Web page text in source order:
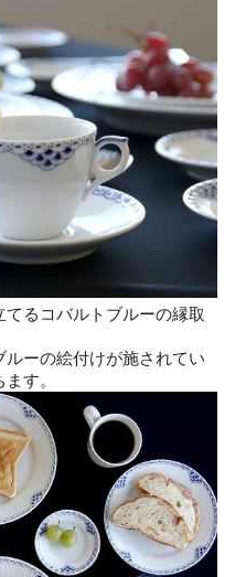
るコバルトブルーの縁取
ーの絵付けが施されてい
す。